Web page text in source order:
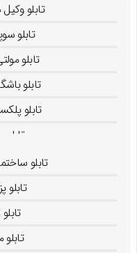
تابلو
تابلو
تابلو
تابلو
تابلو
تابلو
تابلوتابلو